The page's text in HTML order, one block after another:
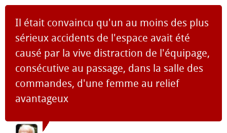
Il était convaincu qu'un au moins des plus
sérieux accidents de l'espace avait été
causé par la vive distraction de l'équipage,
consécutive au passage, dans la salle des
commandes, d'une femme au relief
avantageux